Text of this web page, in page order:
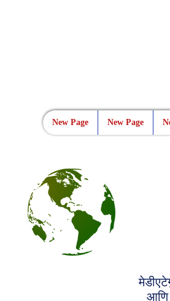
New Page New Page
आणि